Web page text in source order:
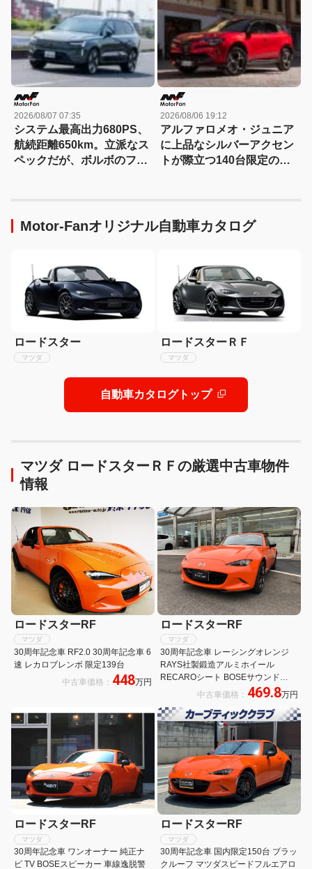
2026/08/07 07:35
システム最高出力680PS、
航続距離650km。立派なス
ペックだが、ボルボのフラ
2026/08/06 19:12
アルファロメオ・ジュニア
に上品なシルバーアクセン
トが際立つ140台限定の
Motor-Fanオリジナル自動車カタログ
ロードスター
マツダ
ロードスターＲＦ
マツダ
自動車カタログトップ
マツダ ロードスターＲＦの厳選中古車物件
情報
ロードスターRF
マツダ
30周年記念車 RF2.0 30周年記念車 6
速 レカロブレンボ 限定139台
中古車価格： 448万円
ロードスターRF
マツダ
30周年記念車 レーシングオレンジ
RAYS社製鍛造アルミホイール
RECAROシート BOSEサウンド
BILSTEINダンパー フロントBlembo
キャリパー リアNISSINキャリパー
中古車価格： 469.8万円
ロードスターRF
マツダ
30周年記念車 ワンオーナー 純正ナ
ビ TV BOSEスピーカー 車線逸脱警
ロードスターRF
マツダ
30周年記念車 国内限定150台 ブラッ
クルーフ マツダスピードフルエアロ